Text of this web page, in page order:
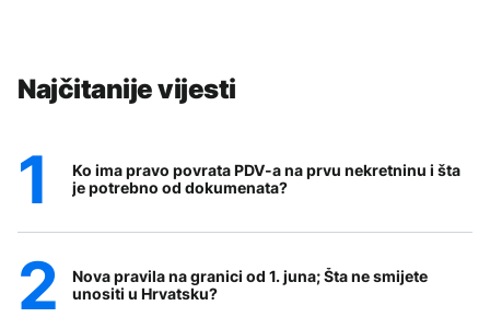
Najčitanije vijesti
Ko ima pravo povrata PDV-a na prvu nekretninu i šta
je potrebno od dokumenata?
Nova pravila na granici od 1. juna; Šta ne smijete
unositi u Hrvatsku?